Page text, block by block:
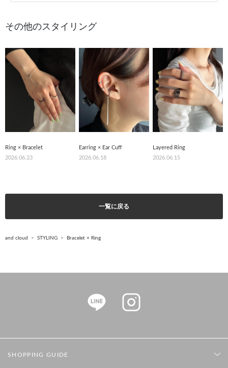
その他のスタイリング
Ring × Bracelet
2026.06.23
Earring × Ear Cuff
2026.06.18
Layered Ring
2026.06.15
一覧に戻る
and cloud STYLING Bracelet × Ring
SHOPPING GUIDE